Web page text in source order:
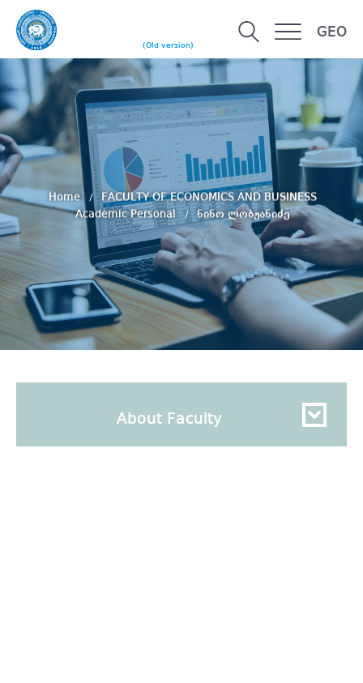
(Old version)
GEO
Home
FACULTY OF ECONOMICS AND BUSINESS
Academic Personal
ნინო ლობჟანიძე
About Faculty